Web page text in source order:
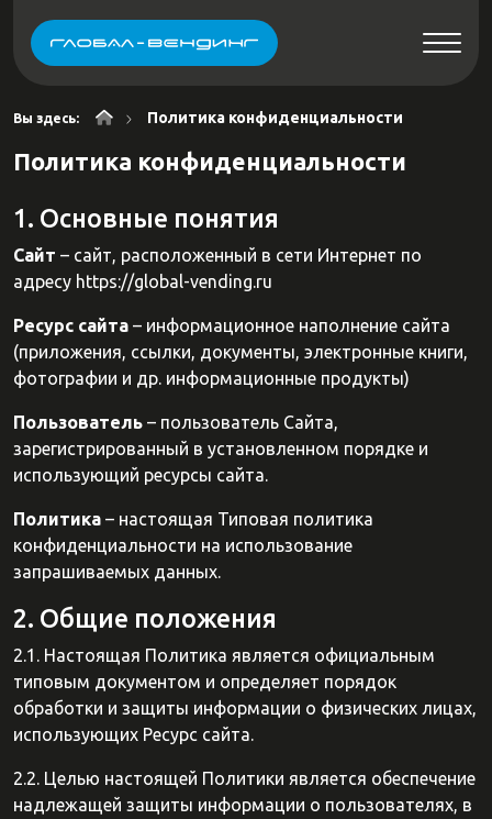
Вы здесь: Политика конфиденциальности
Политика конфиденциальности
1. Основные понятия
Сайт – сайт, расположенный в сети Интернет по
адресу https://global-vending.ru
Ресурс сайта – информационное наполнение сайта
(приложения, ссылки, документы, электронные книги,
фотографии и др. информационные продукты)
Пользователь – пользователь Сайта,
зарегистрированный в установленном порядке и
использующий ресурсы сайта.
Политика – настоящая Типовая политика
конфиденциальности на использование
запрашиваемых данных.
2. Общие положения
2.1. Настоящая Политика является официальным
типовым документом и определяет порядок
обработки и защиты информации о физических лицах,
использующих Ресурс сайта.
2.2. Целью настоящей Политики является обеспечение
надлежащей защиты информации о пользователях, в